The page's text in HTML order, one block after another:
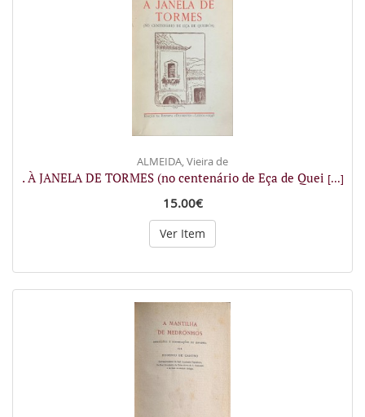
ALMEIDA, Vieira de
. À JANELA DE TORMES (no centenário de Eça de Quei [...]
15.00€
Ver Item